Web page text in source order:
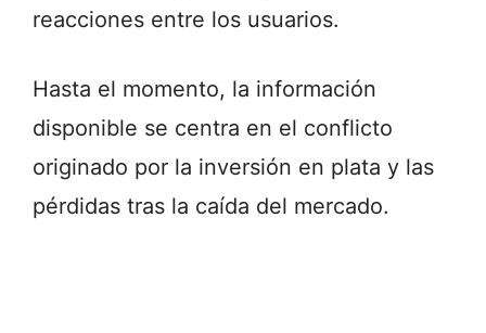
reacciones entre los usuarios.
Hasta el momento, la información
disponible se centra en el conflicto
originado por la inversión en plata y las
pérdidas tras la caída del mercado.